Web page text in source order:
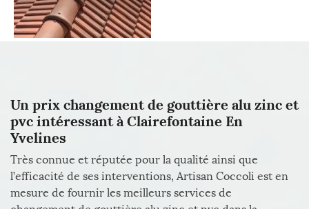
Un prix changement de gouttière alu zinc et
pvc intéressant à Clairefontaine En
Yvelines
Très connue et réputée pour la qualité ainsi que
l’efficacité de ses interventions, Artisan Coccoli est en
mesure de fournir les meilleurs services de